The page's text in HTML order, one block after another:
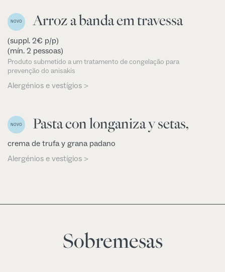
NOVO Arroz a banda em travessa
(suppl. 2€ p/p)
(mín. 2 pessoas)
Produto submetido a um tratamento de congelação para
prevenção do anisakis
Alergénios e vestígios >
NOVO Pasta con longaniza y setas,
crema de trufa y grana padano
Alergénios e vestígios >
Sobremesas